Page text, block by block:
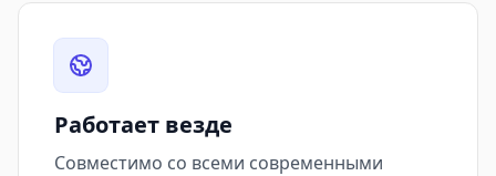
Работает везде
Совместимо со всеми современными